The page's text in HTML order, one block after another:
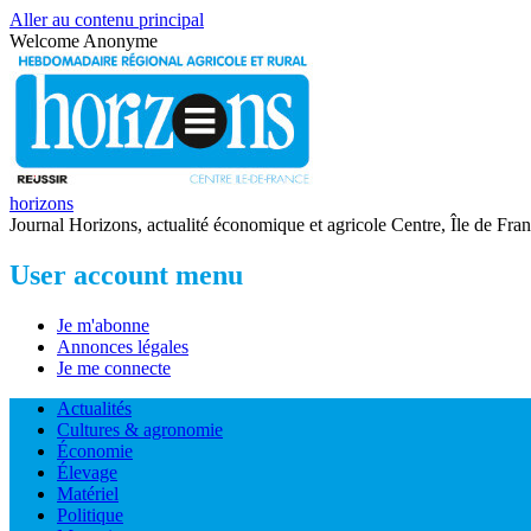
Aller au contenu principal
Welcome Anonyme
horizons
Journal Horizons, actualité économique et agricole Centre, Île de
User account menu
Je m'abonne
Annonces légales
Je me connecte
Actualités
Cultures & agronomie
Économie
Élevage
Matériel
Politique